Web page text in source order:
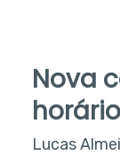
Nova
Lucas